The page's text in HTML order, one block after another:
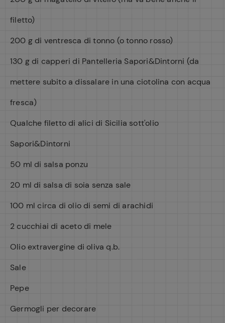
filetto)
200 g di ventresca di tonno (o tonno rosso)
130 g di capperi di Pantelleria Sapori&Dintorni (da
mettere subito a dissalare in una ciotolina con acqua
fresca)
Qualche filetto di alici di Sicilia sott'olio
Sapori&Dintorni
50 ml di salsa ponzu
20 ml di salsa di soia senza sale
100 ml circa di olio di semi di arachidi
2 cucchiai di aceto di mele
Olio extravergine di oliva q.b.
Sale
Pepe
Germogli per decorare